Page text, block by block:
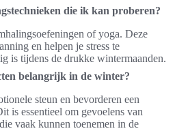
die ik kan proberen?
of yoga. Deze
en helpen je stress te
is tijdens de drukke wintermaanden.
belangrijk in de winter?
steun en bevorderen een
is essentieel om gevoelens van
vaak kunnen toenemen in de